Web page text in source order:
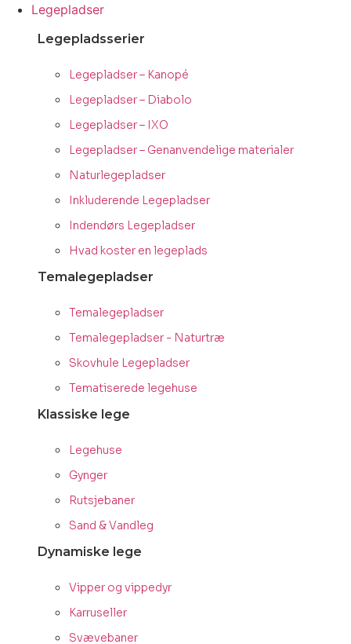
Legepladser
Legepladsserier
Legepladser – Kanopé
Legepladser – Diabolo
Legepladser – IXO
Legepladser – Genanvendelige materialer
Naturlegepladser
Inkluderende Legepladser
Indendørs Legepladser
Hvad koster en legeplads
Temalegepladser
Temalegepladser
Temalegepladser - Naturtræ
Skovhule Legepladser
Tematiserede legehuse
Klassiske lege
Legehuse
Gynger
Rutsjebaner
Sand & Vandleg
Dynamiske lege
Vipper og vippedyr
Karruseller
Svævebaner